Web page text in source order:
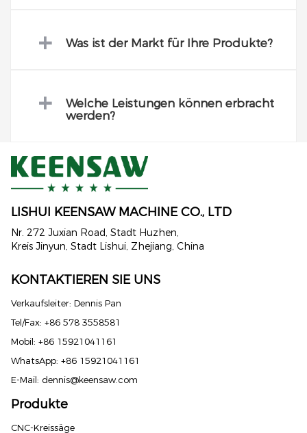
+ Was ist der Markt für Ihre Produkte?
+
Welche Leistungen können erbracht
werden?
LISHUI ​​KEENSAW MACHINE CO., LTD
Nr. 272 ​​Juxian Road, Stadt Huzhen,
Kreis Jinyun, Stadt Lishui, Zhejiang, China
KONTAKTIEREN SIE UNS
Verkaufsleiter: Dennis Pan
Tel/Fax: +86 578 3558581
Mobil: +86 15921041161
WhatsApp: +86 15921041161
E-Mail: dennis@keensaw.com
Produkte
CNC-Kreissäge